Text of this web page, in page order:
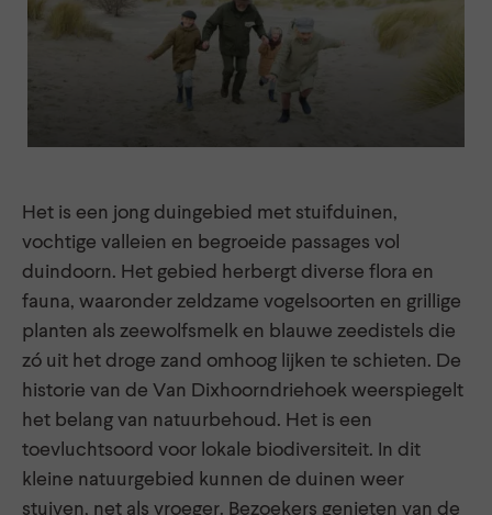
Het is een jong duingebied met stuifduinen,
vochtige valleien en begroeide passages vol
duindoorn. Het gebied herbergt diverse flora en
fauna, waaronder zeldzame vogelsoorten en grillige
planten als zeewolfsmelk en blauwe zeedistels die
zó uit het droge zand omhoog lijken te schieten. De
historie van de Van Dixhoorndriehoek weerspiegelt
het belang van natuurbehoud. Het is een
toevluchtsoord voor lokale biodiversiteit. In dit
kleine natuurgebied kunnen de duinen weer
stuiven, net als vroeger. Bezoekers genieten van de